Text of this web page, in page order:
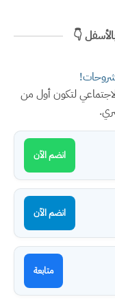
👇
لتكون أول من
انضم الآن
انضم الآن
متابعة